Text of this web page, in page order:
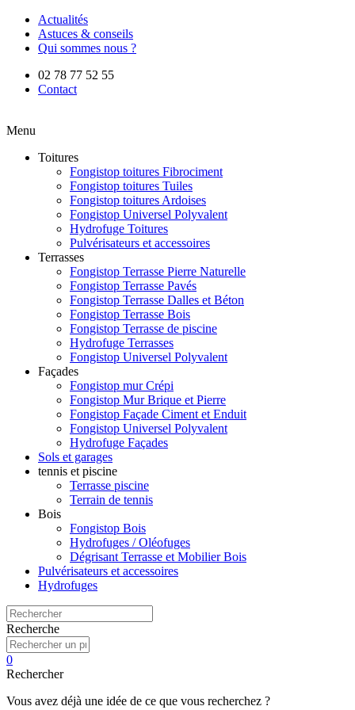
Actualités
Astuces & conseils
Qui sommes nous ?
02 78 77 52 55
Contact
Menu
Toitures
Fongistop toitures Fibrociment
Fongistop toitures Tuiles
Fongistop toitures Ardoises
Fongistop Universel Polyvalent
Hydrofuge Toitures
Pulvérisateurs et accessoires
Terrasses
Fongistop Terrasse Pierre Naturelle
Fongistop Terrasse Pavés
Fongistop Terrasse Dalles et Béton
Fongistop Terrasse Bois
Fongistop Terrasse de piscine
Hydrofuge Terrasses
Fongistop Universel Polyvalent
Façades
Fongistop mur Crépi
Fongistop Mur Brique et Pierre
Fongistop Façade Ciment et Enduit
Fongistop Universel Polyvalent
Hydrofuge Façades
Sols et garages
tennis et piscine
Terrasse piscine
Terrain de tennis
Bois
Fongistop Bois
Hydrofuges / Oléofuges
Dégrisant Terrasse et Mobilier Bois
Pulvérisateurs et accessoires
Hydrofuges
Recherche
0
Rechercher
Vous avez déjà une idée de ce que vous recherchez ?